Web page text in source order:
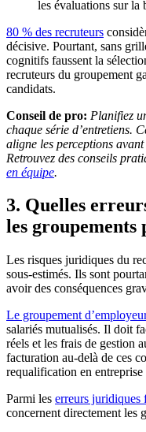
les évaluations sur la
80 % des recruteurs
décisive. Pourtant, sans
cognitifs faussent la
recruteurs du groupement
candidats.
Conseil de pro: Planifiez
chaque série d’entretiens.
aligne les perceptions avant
Retrouvez des conseils
en équipe.
3. Quelles
les groupements
Les risques juridiques du
sous-estimés. Ils sont
avoir des conséquences
Le groupement
salariés mutualisés. Il doit
réels et les frais de gestion
facturation au-delà de ces
requalification en
Parmi les erreurs juridiques
concernent directement les